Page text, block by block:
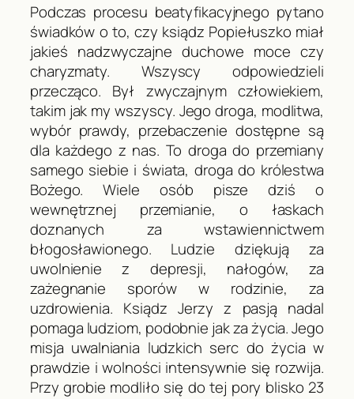
Podczas procesu beatyfikacyjnego pytano
świadków o to, czy ksiądz Popiełuszko miał
jakieś nadzwyczajne duchowe moce czy
charyzmaty. Wszyscy odpowiedzieli
przecząco. Był zwyczajnym człowiekiem,
takim jak my wszyscy. Jego droga, modlitwa,
wybór prawdy, przebaczenie dostępne są
dla każdego z nas. To droga do przemiany
samego siebie i świata, droga do królestwa
Bożego. Wiele osób pisze dziś o
wewnętrznej przemianie, o łaskach
doznanych za wstawiennictwem
błogosławionego. Ludzie dziękują za
uwolnienie z depresji, nałogów, za
zażegnanie sporów w rodzinie, za
uzdrowienia. Ksiądz Jerzy z pasją nadal
pomaga ludziom, podobnie jak za życia. Jego
misja uwalniania ludzkich serc do życia w
prawdzie i wolności intensywnie się rozwija.
Przy grobie modliło się do tej pory blisko 23